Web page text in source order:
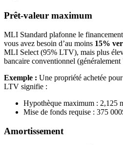
Prêt-valeur maximum
MLI Standard plafonne le
vous avez besoin d’au moins 15%
MLI Select (95% LTV), mais plus
bancaire conventionnel
Exemple : Une propriété achetée
LTV signifie :
Hypothèque maximum : 2,125
Mise de fonds requise : 375
Amortissement